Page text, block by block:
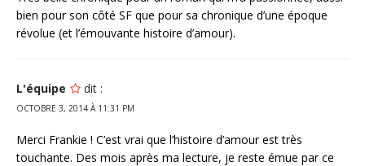
bien pour son côté SF que pour sa chronique d’une époque
révolue (et l’émouvante histoire d’amour).
L'équipe dit :
OCTOBRE 3, 2014 À 11:31 PM
Merci Frankie ! C’est vrai que l’histoire d’amour est très
touchante. Des mois après ma lecture, je reste émue par ce